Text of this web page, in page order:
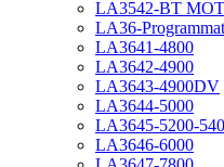
LA3542-BT
LA36-
LA3641-4800
LA3642-4900
LA3643-4900DV
LA3644-5000
LA3645-5200-
LA3646-6000